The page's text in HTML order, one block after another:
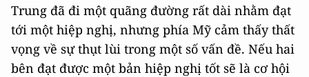
Trung đã đi một quãng đường rất dài nhằm đạt
tới một hiệp nghị, nhưng phía Mỹ cảm thấy thất
vọng về sự thụt lùi trong một số vấn đề. Nếu hai
bên đạt được một bản hiệp nghị tốt sẽ là cơ hội